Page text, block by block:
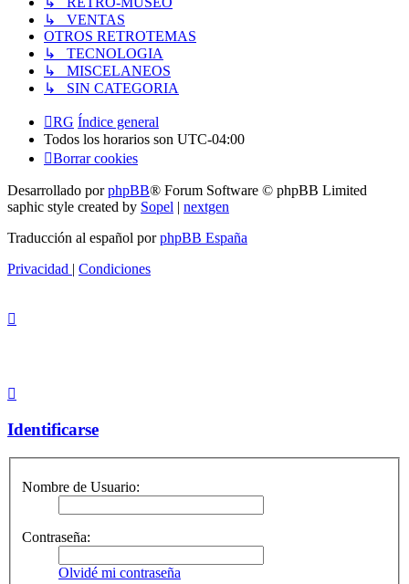
↳ VENTAS
OTROS RETROTEMAS
↳ TECNOLOGIA
↳ MISCELANEOS
↳ SIN CATEGORIA
RG Índice general
Todos los horarios son UTC-04:00
Borrar cookies
Desarrollado porphpBB® Forum Software © phpBB Limited
saphic style created by Sopel | nextgen
Traducción al español porphpBB España
Privacidad | Condiciones
Identificarse
Nombre de Usuario:
Contraseña:
Olvidé mi contraseña